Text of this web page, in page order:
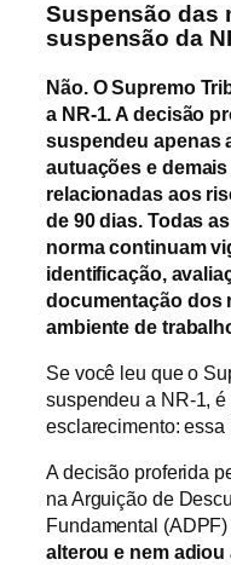
Suspensão das
suspensão da
Não. O Supremo
a NR-1. A decisão
suspendeu apenas
autuações e
relacionadas aos
de 90 dias. Todas
norma continuam
identificação,
documentação dos
ambiente de
Se você leu que o
suspendeu a NR-1,
esclarecimento: essa
A decisão proferida
na Arguição de
Fundamental
alterou e nem